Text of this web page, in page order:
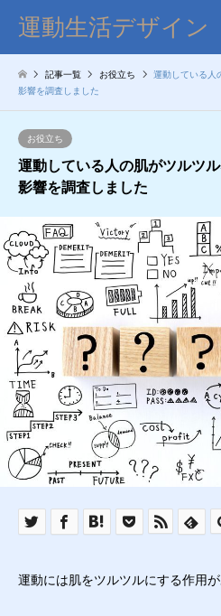
運動生活デザイン
記事一覧 お役立ち
運動している人
影響を調査しました
お役立ち
運動している人の肌がツルツ
影響を調査しました
運動には肌をツルツルにする作用